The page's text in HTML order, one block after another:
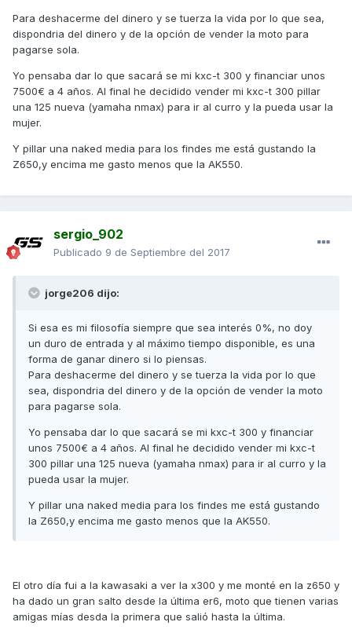
Para deshacerme del dinero y se tuerza la vida por lo que sea,
dispondria del dinero y de la opción de vender la moto para
pagarse sola.
Yo pensaba dar lo que sacará se mi kxc-t 300 y financiar unos
7500€ a 4 años. Al final he decidido vender mi kxc-t 300 pillar
una 125 nueva (yamaha nmax) para ir al curro y la pueda usar la
mujer.
Y pillar una naked media para los findes me está gustando la
Z650,y encima me gasto menos que la AK550.
sergio_902
Publicado 9 de Septiembre del 2017
jorge206 dijo:
Si esa es mi filosofía siempre que sea interés 0%, no doy
un duro de entrada y al máximo tiempo disponible, es una
forma de ganar dinero si lo piensas.
Para deshacerme del dinero y se tuerza la vida por lo que
sea, dispondria del dinero y de la opción de vender la moto
para pagarse sola.
Yo pensaba dar lo que sacará se mi kxc-t 300 y financiar
unos 7500€ a 4 años. Al final he decidido vender mi kxc-t
300 pillar una 125 nueva (yamaha nmax) para ir al curro y la
pueda usar la mujer.
Y pillar una naked media para los findes me está gustando
la Z650,y encima me gasto menos que la AK550.
El otro día fui a la kawasaki a ver la x300 y me monté en la z650 y
ha dado un gran salto desde la última er6, moto que tienen varias
amigas mías desda la primera que salió hasta la última.